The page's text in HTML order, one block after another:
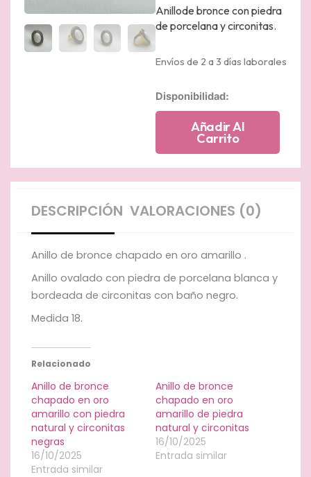
Anillode bronce con piedra
de porcelana y circonitas.
Envíos de 2 a 3 días laborales
Disponibilidad:
Anillo
en
porcelana
y
Añadir Al
Carrito
DESCRIPCIÓN VALORACIONES (0)
Anillo de bronce chapado en oro amarillo .
Anillo ovalado con piedra de porcelana blanca y
bordeada de circonitas con baño negro.
Medida 18.
Relacionado
Anillo de bronce
chapado en oro
amarillo con piedra
natural y circonitas
negras
16/10/2025
Entrada similar
Anillo de bronce
chapado en oro
amarillo de piedra
natural y circonitas
16/10/2025
Entrada similar